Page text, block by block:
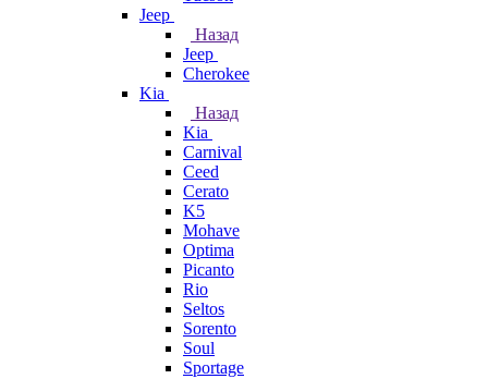
Jeep
Назад
Jeep
Cherokee
Kia
Назад
Kia
Carnival
Ceed
Cerato
K5
Mohave
Optima
Picanto
Rio
Seltos
Sorento
Soul
Sportage